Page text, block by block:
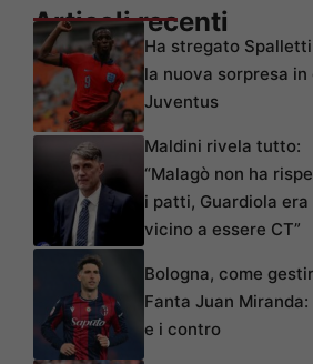
Articoli recenti
Ha stregato
la nuova sorpresa in
Juventus
Maldini rivela tutto:
“Malagò non ha
i patti, Guardiola era
vicino a essere CT”
Bologna, come
Fanta Juan Miranda:
e i contro